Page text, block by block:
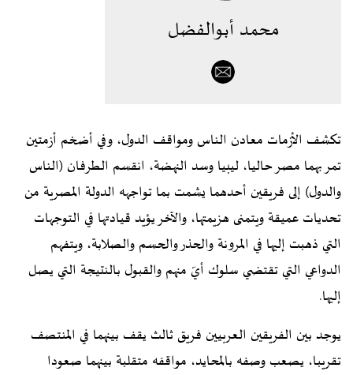
محمد أبوالفضل
تكشف الأزمات معادن الناس ومواقف الدول، وفي أضخم أزمتين
تمر بهما مصر حاليا، ليبيا وسد النهضة، انقسم الطرفان (الناس
والدول) إلى فريقين أحدهما يشمت بما تواجهه الدولة المصرية من
تحديات عميقة ويتمنى هزيمتها، والآخر يؤيد قيادتها في التوجهات
التي ذهبت إليها في المرونة والحذر والحسم والصلابة، ويتفهم
الدواعي التي تقتضي سلوك أيّ منهم والقبول بالنتيجة التي يصل
إليها.
يوجد بين الفريقين العربيين فريق ثالث يقف بينهما في المنتصف
تقريبا، يصعب وصفه بالمحايد، مواقفه متقلبة بينهما صعودا